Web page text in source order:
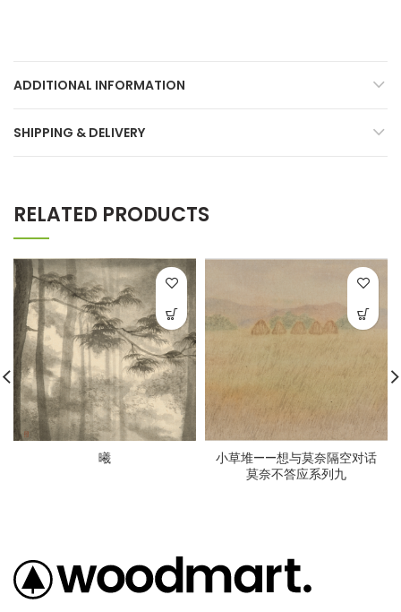
ADDITIONAL INFORMATION
SHIPPING & DELIVERY
RELATED PRODUCTS
曦
小草堆——想与莫奈隔空对话
莫奈不答应系列九